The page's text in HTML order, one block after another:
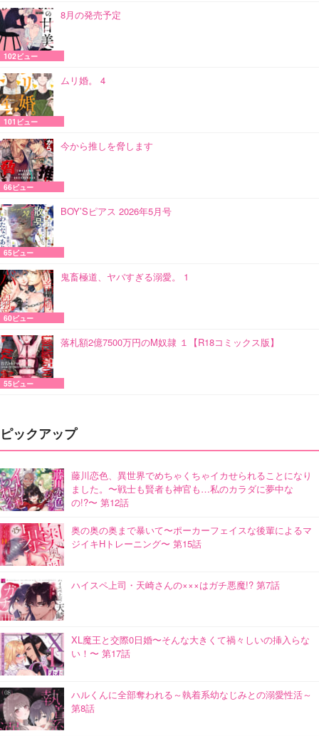
8月の発売予定
102ビュー
ムリ婚。 4
101ビュー
今から推しを脅します
66ビュー
BOY’Sピアス 2026年5月号
65ビュー
鬼畜極道、ヤバすぎる溺愛。 1
60ビュー
落札額2億7500万円のM奴隷 １【R18コミックス版】
55ビュー
ピックアップ
藤川恋色、異世界でめちゃくちゃイカせられることになり
ました。〜戦士も賢者も神官も…私のカラダに夢中な
の!?〜 第12話
奥の奥の奥まで暴いて〜ポーカーフェイスな後輩によるマ
ジイキHトレーニング〜 第15話
ハイスペ上司・天崎さんの×××はガチ悪魔!? 第7話
XL魔王と交際0日婚〜そんな大きくて禍々しいの挿入らな
い！〜 第17話
ハルくんに全部奪われる～執着系幼なじみとの溺愛性活～
第8話